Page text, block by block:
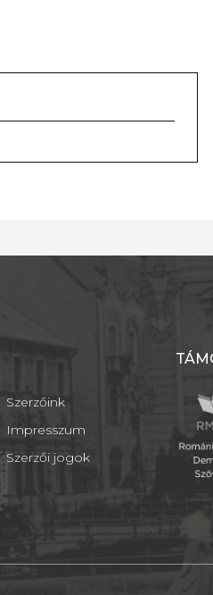
Szerzőink
Impresszum
Szerzői jogok